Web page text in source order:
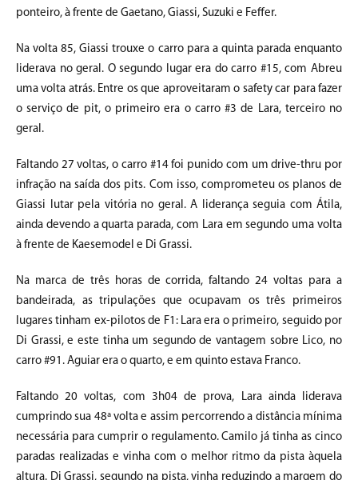
ponteiro, à frente de Gaetano, Giassi, Suzuki e Feffer.
Na volta 85, Giassi trouxe o carro para a quinta parada enquanto
liderava no geral. O segundo lugar era do carro #15, com Abreu
uma volta atrás. Entre os que aproveitaram o safety car para fazer
o serviço de pit, o primeiro era o carro #3 de Lara, terceiro no
geral.
Faltando 27 voltas, o carro #14 foi punido com um drive-thru por
infração na saída dos pits. Com isso, comprometeu os planos de
Giassi lutar pela vitória no geral. A liderança seguia com Átila,
ainda devendo a quarta parada, com Lara em segundo uma volta
à frente de Kaesemodel e Di Grassi.
Na marca de três horas de corrida, faltando 24 voltas para a
bandeirada, as tripulações que ocupavam os três primeiros
lugares tinham ex-pilotos de F1: Lara era o primeiro, seguido por
Di Grassi, e este tinha um segundo de vantagem sobre Lico, no
carro #91. Aguiar era o quarto, e em quinto estava Franco.
Faltando 20 voltas, com 3h04 de prova, Lara ainda liderava
cumprindo sua 48ª volta e assim percorrendo a distância mínima
necessária para cumprir o regulamento. Camilo já tinha as cinco
paradas realizadas e vinha com o melhor ritmo da pista àquela
altura. Di Grassi, segundo na pista, vinha reduzindo a margem do